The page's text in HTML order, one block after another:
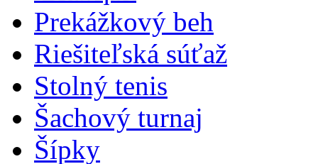
Prekážkový beh
Riešiteľská súťaž
Stolný tenis
Šachový turnaj
Šípky